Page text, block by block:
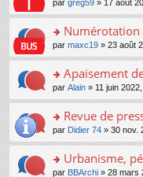
c
e
nt
pl
u
s
ré
c
e
nt
n
le
pl
u
s
ré
c
e
nt
g
e
n
n
le
pl
u
s
ré
c
e
nt
s
a
g
e
n
n
le
pl
u
s
ré
er
le
m
e
s
a
g
e
n
n
le
pl
o
n
s
ult
er
le
m
e
s
a
g
e
n
par greg59 » 17 août
o
n
s
ult
er
le
m
e
s
a
g
Numérotation
par maxc19 » 23 août
o
n
s
ult
er
le
m
e
Apaisement
par Alain » 11 juin
o
n
s
ult
Revue de
par Didier 74 » 30 nov.
o
Urbanisme,
par BBArchi » 28 mars